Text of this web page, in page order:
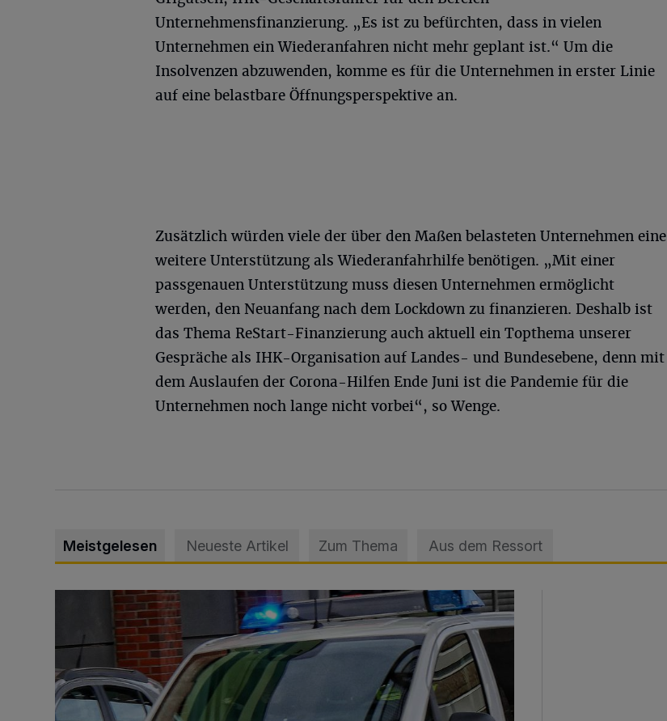
Unternehmensfinanzierung. „Es ist zu befürchten, dass in vielen
Unternehmen ein Wiederanfahren nicht mehr geplant ist.“ Um die
Insolvenzen abzuwenden, komme es für die Unternehmen in erster Linie
auf eine belastbare Öffnungsperspektive an.
Zusätzlich würden viele der über den Maßen belasteten Unternehmen eine
weitere Unterstützung als Wiederanfahrhilfe benötigen. „Mit einer
passgenauen Unterstützung muss diesen Unternehmen ermöglicht
werden, den Neuanfang nach dem Lockdown zu finanzieren. Deshalb ist
das Thema ReStart-Finanzierung auch aktuell ein Topthema unserer
Gespräche als IHK-Organisation auf Landes- und Bundesebene, denn mit
dem Auslaufen der Corona-Hilfen Ende Juni ist die Pandemie für die
Unternehmen noch lange nicht vorbei“, so Wenge.
Meistgelesen Neueste Artikel Zum Thema Aus dem Ressort
Mann beschädigt Autos in Parkhaus